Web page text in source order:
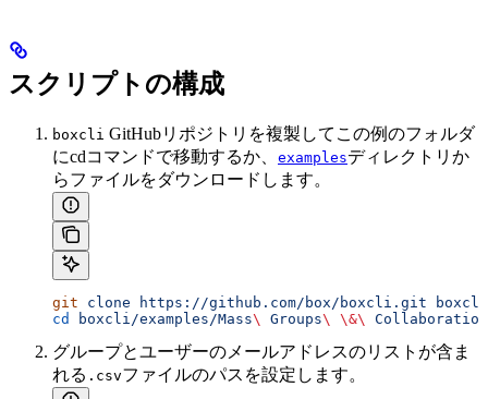
スクリプトの構成
boxcli GitHubリポジトリを複製してこの例のフォルダ
にcdコマンドで移動するか、 examplesディレクトリか
らファイルをダウンロードします。
git clone https://github.com/box/boxcli.git boxcli
cd
boxcli/examples/Mass\ Groups\ \&\
グループとユーザーのメールアドレスのリストが含ま
れる .csvファイルのパスを設定します。